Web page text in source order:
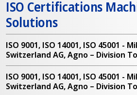
ISO Certifications
Solutions
ISO 9001, ISO 14001, ISO 45001 -
Switzerland AG, Agno – Division
ISO 9001, ISO 14001, ISO 45001 -
Switzerland AG, Agno – Division